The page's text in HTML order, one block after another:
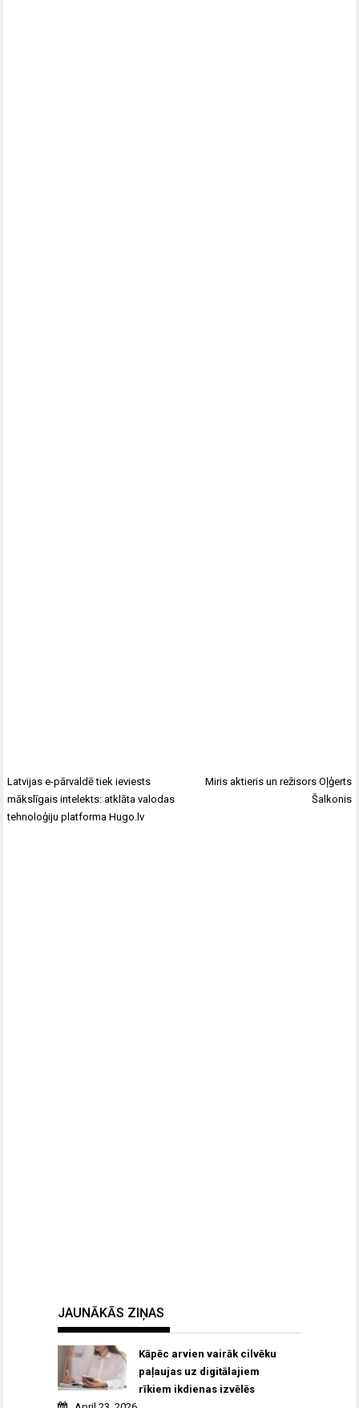
Latvijas e-pārvaldē tiek ieviests
mākslīgais intelekts: atklāta valodas
tehnoloģiju platforma Hugo.lv
Miris aktieris un režisors Oļģerts
Šalkonis
JAUNĀKĀS ZIŅAS
Kāpēc arvien vairāk cilvēku
paļaujas uz digitālajiem
rīkiem ikdienas izvēlēs